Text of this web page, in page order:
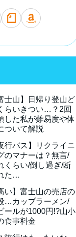
士山】日帰り登山ど
らいきつい…？2回
した私が難易度や体
ついて解説
行バス】リクライニ
のマナーは？無言/
くらい/倒し過ぎ/断
た…
い】富士山の売店の
…カップラーメン/
ールが1000円!?山小
食事料金